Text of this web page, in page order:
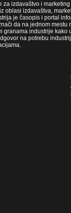
za izdavaštvo i
oblasi izdavaštva,
je časopis i portal
da na jednom mestu
granama industrije kako
na potrebu